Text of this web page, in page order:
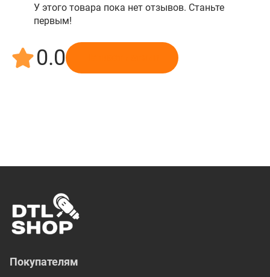
У этого товара пока нет отзывов. Станьте
первым!
0.0
Покупателям